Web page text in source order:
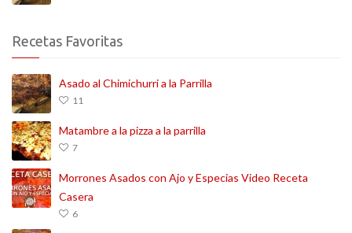
Recetas Favoritas
Asado al Chimichurri a la Parrilla
11
Matambre a la pizza a la parrilla
7
Morrones Asados con Ajo y Especias Video Receta
Casera
6